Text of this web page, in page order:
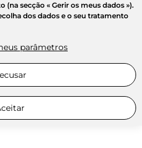
secção « Gerir os meus dados »).
dos dados e o seu tratamento
parâmetros